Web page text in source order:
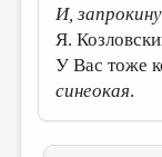
И,
Я.
У Вас тоже
синеокая.